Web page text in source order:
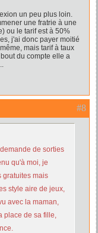
un peu plus loin.
une fratrie à une
ou le tarif est à 50%
j'ai donc payer moitié
mais tarif à taux
du compte elle a
#8
de sorties
qu'à moi, je
gratuites mais
style aire de jeux,
avec la maman,
place de sa fille,